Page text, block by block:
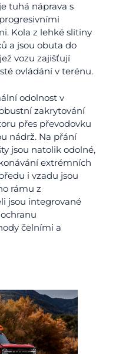
tuhá náprava s
Kola z lehké slitiny
a jsou obuta do
vozu zajišťují
ovládání v terénu.
odolnost v
zakrytování
přes převodovku
nádrž. Na přání
jsou natolik odolné,
extrémních
i vzadu jsou
rámu z
jsou integrované
čelními a